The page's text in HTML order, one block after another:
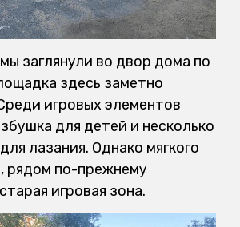
заглянули во двор дома по
здесь заметно
игровых элементов
для детей и несколько
лазания. Однако мягкого
рядом по-прежнему
игровая зона.